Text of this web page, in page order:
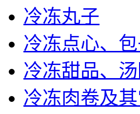
冷冻丸子
冷冻点心、包
冷冻甜品、汤
冷冻肉卷及